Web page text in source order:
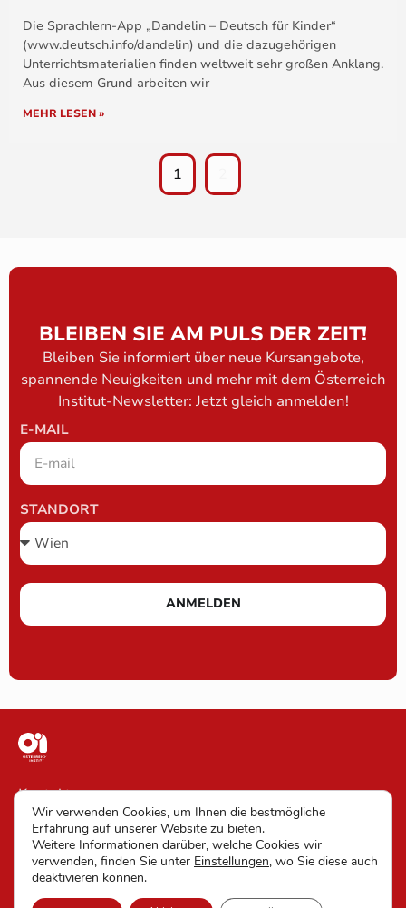
Die Sprachlern-App „Dandelin – Deutsch für Kinder“
(www.deutsch.info/dandelin) und die dazugehörigen
Unterrichtsmaterialien finden weltweit sehr großen Anklang.
Aus diesem Grund arbeiten wir
MEHR LESEN »
1
BLEIBEN SIE AM PULS DER ZEIT!
Bleiben Sie informiert über neue Kursangebote,
spannende Neuigkeiten und mehr mit dem Österreich
Institut-Newsletter: Jetzt gleich anmelden!
E-MAIL
STANDORT
ANMELDEN
Kontakt
Impressum
AGB
Wir verwenden Cookies, um Ihnen die bestmögliche
Erfahrung auf unserer Website zu bieten.
Weitere Informationen darüber, welche Cookies wir
verwenden, finden Sie unter Einstellungen, wo Sie diese auch
deaktivieren können.